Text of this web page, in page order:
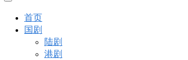
首页
国剧
陆剧
港剧